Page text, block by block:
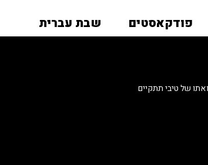
פודקאסטים שבת עברית
של טיבי תתקיים